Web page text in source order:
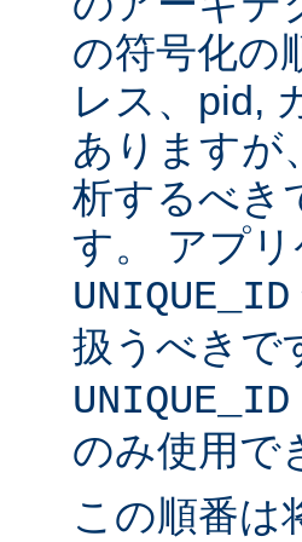
の符号化の
レス、pid,
ありますが
析するべき
す。 アプ
UNIQUE_ID
扱うべきで
UNIQUE_ID
のみ使用で
この順番は